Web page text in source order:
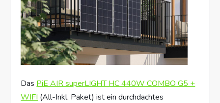
Das PiE AIR superLIGHT HC 440W COMBO G5 +
WIFI (All-Inkl. Paket) ist ein durchdachtes